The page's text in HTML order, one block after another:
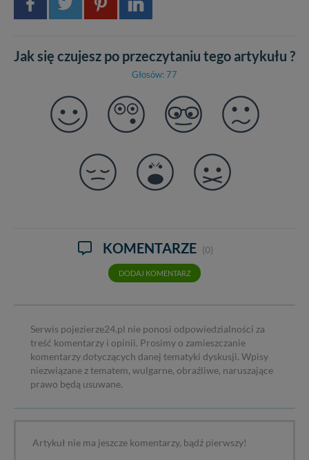
Jak się czujesz po przeczytaniu tego artykułu ?
Głosów: 77
KOMENTARZE (0)
DODAJ KOMENTARZ
Serwis pojezierze24.pl nie ponosi odpowiedzialności za
treść komentarzy i opinii. Prosimy o zamieszczanie
komentarzy dotyczących danej tematyki dyskusji. Wpisy
niezwiązane z tematem, wulgarne, obraźliwe, naruszające
prawo będą usuwane.
Artykuł nie ma jeszcze komentarzy, bądź pierwszy!